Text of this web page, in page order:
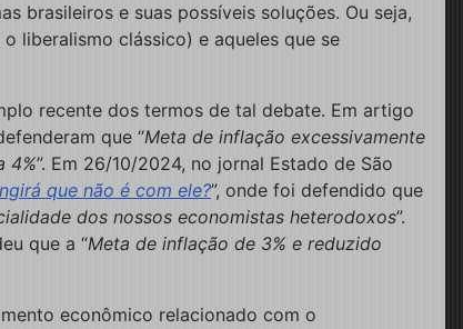
brasileiros e suas possíveis soluções. Ou seja,
o liberalismo clássico) e aqueles que se
recente dos termos de tal debate. Em artigo
que “Meta de inflação excessivamente
4%”. Em 26/10/2024, no jornal Estado de São
que não é com ele?”, onde foi defendido que
dos nossos economistas heterodoxos”.
que a “Meta de inflação de 3% e reduzido
econômico relacionado com o